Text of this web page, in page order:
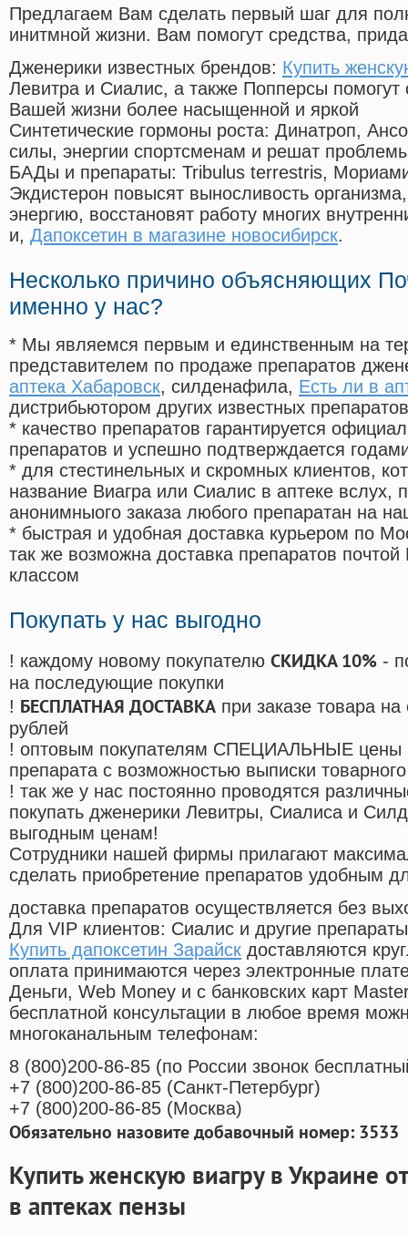
Предлагаем Вам сделать первый шаг для
инитмной жизни. Вам помогут средства,
Дженерики известных брендов: Купить
Левитра и Сиалис, а также Попперсы помогут
Вашей жизни более насыщенной и яркой
Синтетические гормоны роста: Динатроп,
силы, энергии спортсменам и решат
БАДы и препараты: Tribulus terrestris,
Экдистерон повысят выносливость
энергию, восстановят работу многих
и, Дапоксетин в магазине новосибирск.
Несколько причино объясняющих
именно у нас?
* Мы являемся первым и единственным на
представителем по продаже препаратов
аптека Хабаровск, силденафила, Есть ли в
дистрибьютором других известных препаратов
* качество препаратов гарантируется
препаратов и успешно подтверждается
* для стестинельных и скромных клиентов,
название Виагра или Сиалис в аптеке вслух,
анонимныого заказа любого препаратан на
* быстрая и удобная доставка курьером по
так же возможна доставка препаратов
классом
Покупать у нас выгодно
! каждому новому покупателю СКИДКА 10% -
на последующие покупки
! БЕСПЛАТНАЯ ДОСТАВКА при заказе товара
рублей
! оптовым покупателям СПЕЦИАЛЬНЫЕ цены
препарата с возможностью выписки
! так же у нас постоянно проводятся
покупать дженерики Левитры, Сиалиса и
выгодным ценам!
Cотрудники нашей фирмы прилагают
сделать приобретение препаратов удобным
доставка препаратов осуществляется без
Для VIP клиентов: Сиалис и другие
Купить дапоксетин Зарайск доставляются
оплата принимаются через электронные
Деньги, Web Money и с банковских карт
бесплатной консультации в любое время
многоканальным телефонам:
8 (800)200-86-85 (по России звонок
+7 (800)200-86-85 (Санкт-Петербург)
+7 (800)200-86-85 (Москва)
Обязательно назовите добавочный номер: 3533
Купить женскую виагру в Украине
в аптеках пензы